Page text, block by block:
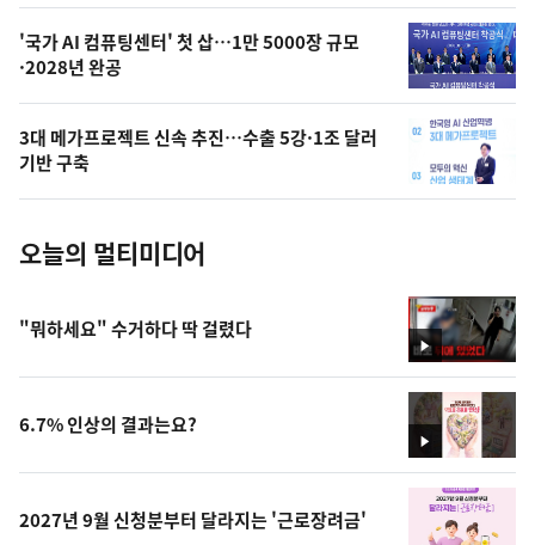
오
의
사
진
'국가 AI 컴퓨팅센터' 첫 삽…1만 5000장 규모
·2028년 완공
3대 메가프로젝트 신속 추진…수출 5강·1조 달러
기반 구축
오늘의 멀티미디어
영
상
"뭐하세요" 수거하다 딱 걸렸다
영
상
6.7% 인상의 결과는요?
2027년 9월 신청분부터 달라지는 '근로장려금'